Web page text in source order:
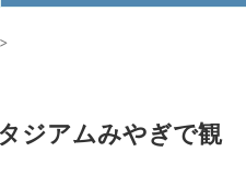
>
ジアムみやぎで観